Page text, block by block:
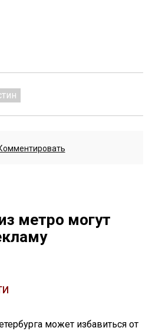
метро могут
может избавиться от